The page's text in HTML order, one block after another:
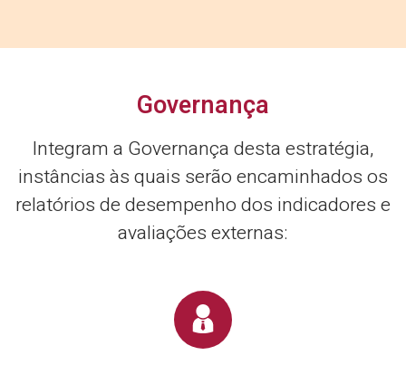
Governança
Integram a Governança desta estratégia,
instâncias às quais serão encaminhados os
relatórios de desempenho dos indicadores e
avaliações externas: